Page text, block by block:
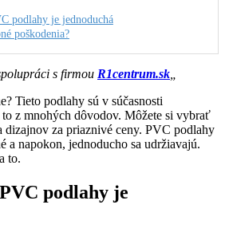
podlahy je jednoduchá
poškodenia?
s firmou R1centrum.sk
Tieto podlahy sú v súčasnosti
z mnohých dôvodov. Môžete si vybrať
dizajnov za priaznivé ceny. PVC podlahy
a napokon, jednoducho sa udržiavajú.
to.
podlahy je